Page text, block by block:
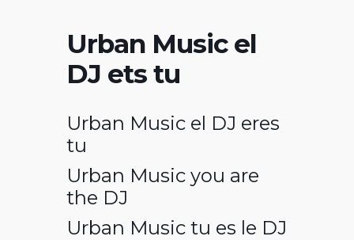
Urban Music el
DJ ets tu
Urban Music el DJ eres
tu
Urban Music you are
the DJ
Urban Music tu es le DJ